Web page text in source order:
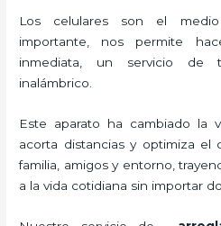
Los celulares son el
importante, nos permite
inmediata, un servicio de
inalámbrico.
Este aparato ha cambiado la
acorta distancias y optimiza el
familia, amigos y entorno,
a la vida cotidiana sin importar